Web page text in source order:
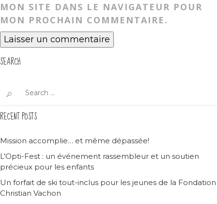
MON SITE DANS LE NAVIGATEUR POUR
MON PROCHAIN COMMENTAIRE.
SEARCH
for:
RECENT POSTS
Mission accomplie… et même dépassée!
L’Opti-Fest : un événement rassembleur et un soutien
précieux pour les enfants
Un forfait de ski tout-inclus pour les jeunes de la Fondation
Christian Vachon